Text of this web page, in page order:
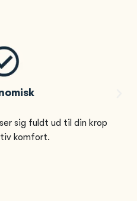
sig fuldt ud til din krop
komfort.